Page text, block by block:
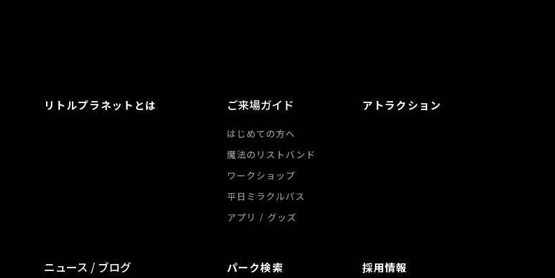
リトルプラネットとは ご来場ガイド
はじめての方へ
魔法のリストバンド
ワークショップ
平日ミラクルパス
アプリ / グッズ
アトラクション
ニュース / ブログ パーク検索 採用情報